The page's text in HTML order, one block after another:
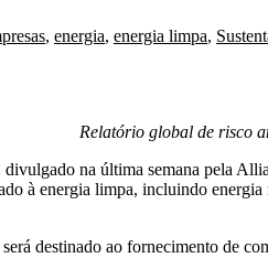
, energia, energia limpa,
Relatório global de risco
na última semana pela
à energia limpa, incluindo
destinado ao fornecimento de